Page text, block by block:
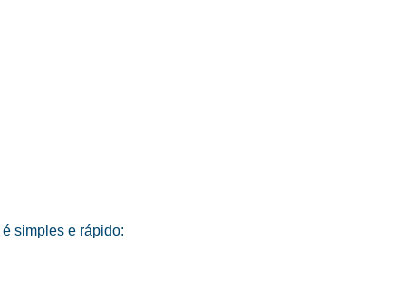
é simples e rápido: